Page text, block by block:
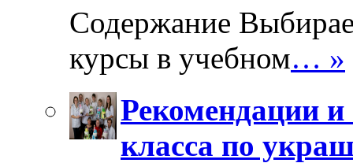
Содержание
курсы в учебном… »
Рекомендации
класса по